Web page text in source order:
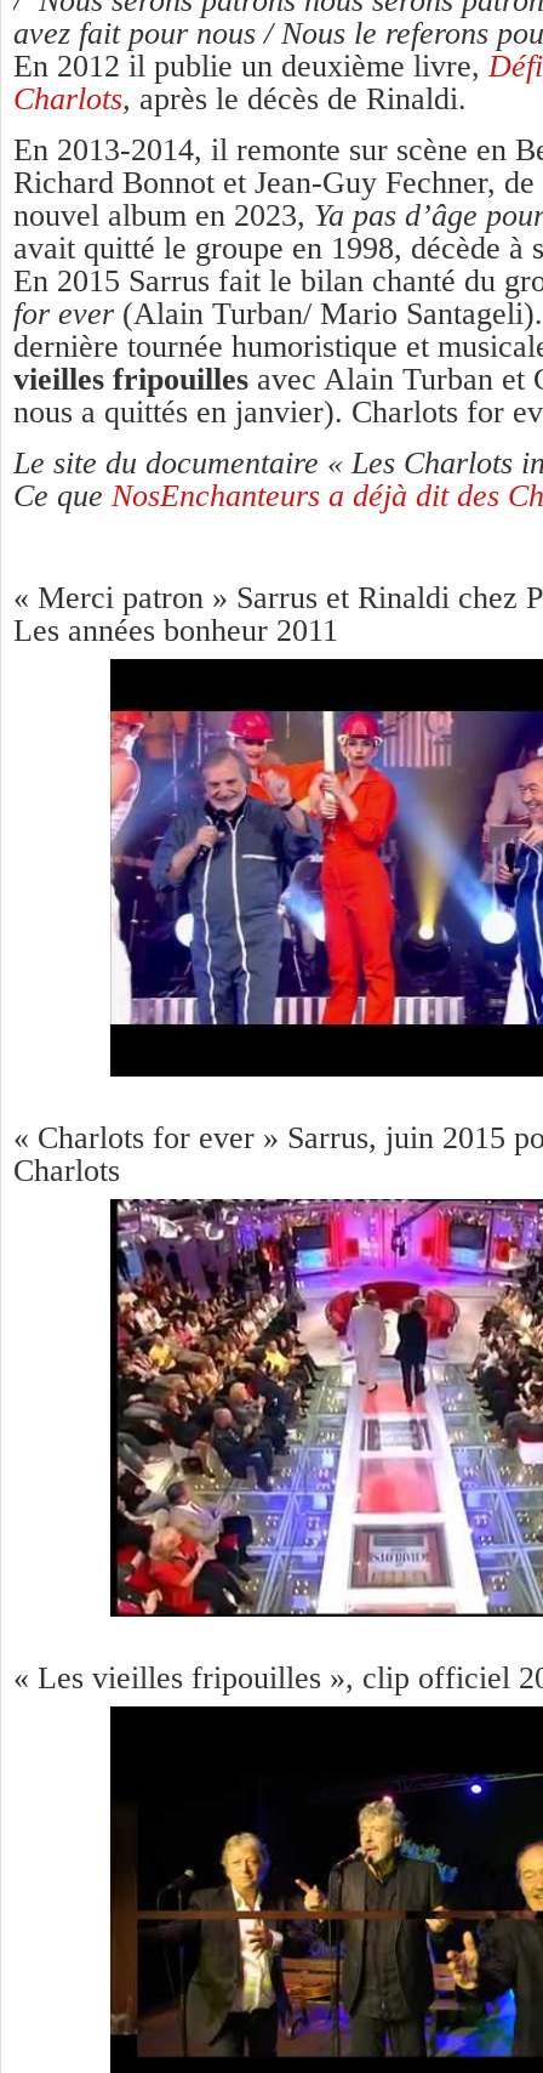
avez fait pour nous / Nous le referons
En 2012 il publie un deuxième livre,
Charlots, après le décès de Rinaldi.
En 2013-2014, il remonte sur scène en
Richard Bonnot et Jean-Guy Fechner,
nouvel album en 2023, Ya pas d’âge
avait quitté le groupe en 1998, décède à
En 2015 Sarrus fait le bilan chanté du
for ever (Alain Turban/ Mario
dernière tournée humoristique et
vieilles fripouilles avec Alain Turban et
nous a quittés en janvier). Charlots for
Le site du documentaire « Les Charlots
Ce que NosEnchanteurs a déjà dit des
« Merci patron » Sarrus et Rinaldi chez
Les années bonheur 2011
« Charlots for ever » Sarrus, juin 2015
Charlots
« Les vieilles fripouilles », clip officiel